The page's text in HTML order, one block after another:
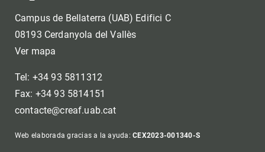
Campus de Bellaterra (UAB) Edifici C
08193 Cerdanyola del Vallès
Ver mapa
Tel: +34 93 5811312
Fax: +34 93 5814151
contacte@creaf.uab.cat
Web elaborada gracias a la ayuda:CEX2023-001340-S